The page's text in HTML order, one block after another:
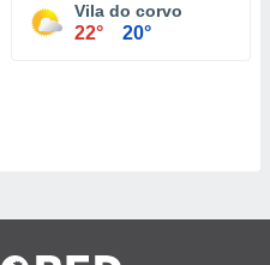
Vila do corvo
22° 20°